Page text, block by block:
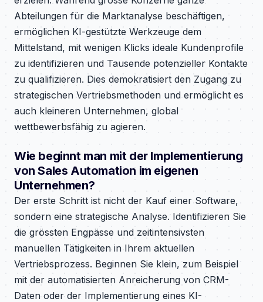
Abteilungen für die Marktanalyse beschäftigen,
ermöglichen KI-gestützte Werkzeuge dem
Mittelstand, mit wenigen Klicks ideale Kundenprofile
zu identifizieren und Tausende potenzieller Kontakte
zu qualifizieren. Dies demokratisiert den Zugang zu
strategischen Vertriebsmethoden und ermöglicht es
auch kleineren Unternehmen, global
wettbewerbsfähig zu agieren.
Wie beginnt man mit der Implementierung
von Sales Automation im eigenen
Unternehmen?
Der erste Schritt ist nicht der Kauf einer Software,
sondern eine strategische Analyse. Identifizieren Sie
die grössten Engpässe und zeitintensivsten
manuellen Tätigkeiten in Ihrem aktuellen
Vertriebsprozess. Beginnen Sie klein, zum Beispiel
mit der automatisierten Anreicherung von CRM-
Daten oder der Implementierung eines KI-